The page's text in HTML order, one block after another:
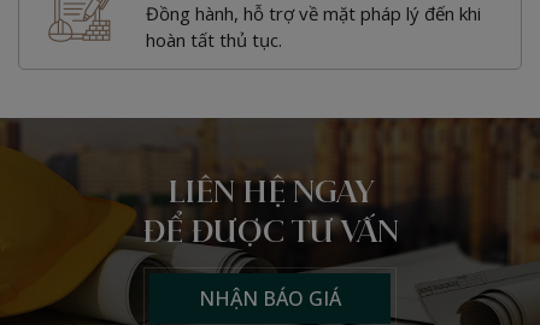
Đồng hành, hỗ trợ về mặt pháp lý đến khi
hoàn tất thủ tục.
LIÊN HỆ NGAY
ĐỂ ĐƯỢC TƯ VẤN
NHẬN BÁO GIÁ